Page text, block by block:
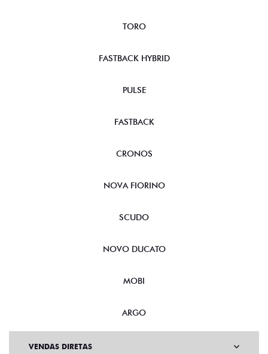
TORO
FASTBACK HYBRID
PULSE
FASTBACK
CRONOS
NOVA FIORINO
SCUDO
NOVO DUCATO
MOBI
ARGO
VENDAS DIRETAS